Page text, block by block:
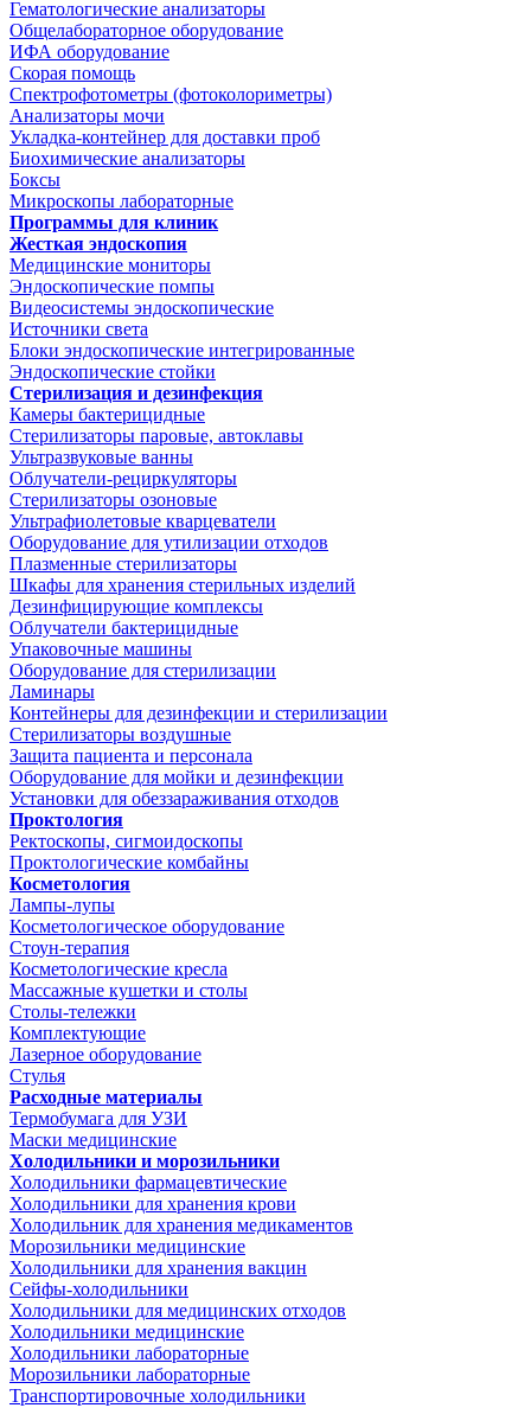
Гематологические анализаторы
Общелабораторное оборудование
ИФА оборудование
Скорая помощь
Спектрофотометры (фотоколориметры)
Анализаторы мочи
Укладка-контейнер для доставки проб
Биохимические анализаторы
Боксы
Микроскопы лабораторные
Программы для клиник
Жесткая эндоскопия
Медицинские мониторы
Эндоскопические помпы
Видеосистемы эндоскопические
Источники света
Блоки эндоскопические интегрированные
Эндоскопические стойки
Стерилизация и дезинфекция
Камеры бактерицидные
Стерилизаторы паровые, автоклавы
Ультразвуковые ванны
Облучатели-рециркуляторы
Стерилизаторы озоновые
Ультрафиолетовые кварцеватели
Оборудование для утилизации отходов
Плазменные стерилизаторы
Шкафы для хранения стерильных изделий
Дезинфицирующие комплексы
Облучатели бактерицидные
Упаковочные машины
Оборудование для стерилизации
Ламинары
Контейнеры для дезинфекции и стерилизации
Стерилизаторы воздушные
Защита пациента и персонала
Оборудование для мойки и дезинфекции
Установки для обеззараживания отходов
Проктология
Ректоскопы, сигмоидоскопы
Проктологические комбайны
Косметология
Лампы-лупы
Косметологическое оборудование
Стоун-терапия
Косметологические кресла
Массажные кушетки и столы
Столы-тележки
Комплектующие
Лазерное оборудование
Стулья
Расходные материалы
Термобумага для УЗИ
Маски медицинские
Холодильники и морозильники
Холодильники фармацевтические
Холодильники для хранения крови
Холодильник для хранения медикаментов
Морозильники медицинские
Холодильники для хранения вакцин
Сейфы-холодильники
Холодильники для медицинских отходов
Холодильники медицинские
Холодильники лабораторные
Морозильники лабораторные
Транспортировочные холодильники